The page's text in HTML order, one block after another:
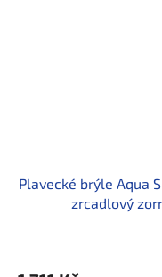
Plavecké brýle Aqua
zrcadlový